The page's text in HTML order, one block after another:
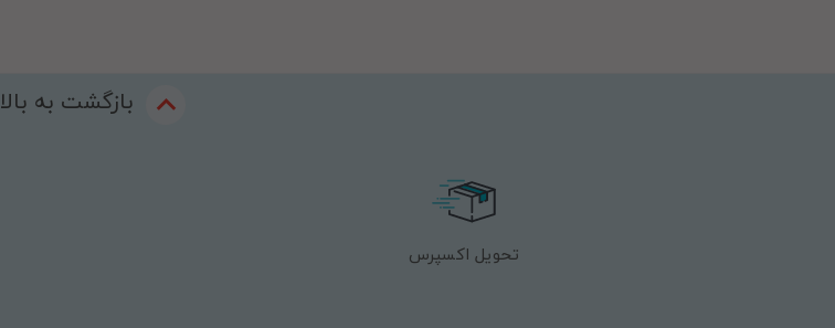
بازگشت به بالا
تحویل اکسپرس